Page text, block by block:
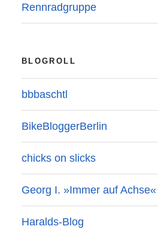
Rennradgruppe
BLOGROLL
bbbaschtl
BikeBloggerBerlin
chicks on slicks
Georg I. »Immer auf Achse«
Haralds-Blog